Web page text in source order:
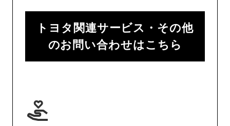
トヨタ関連サービス・その他
のお問い合わせはこちら